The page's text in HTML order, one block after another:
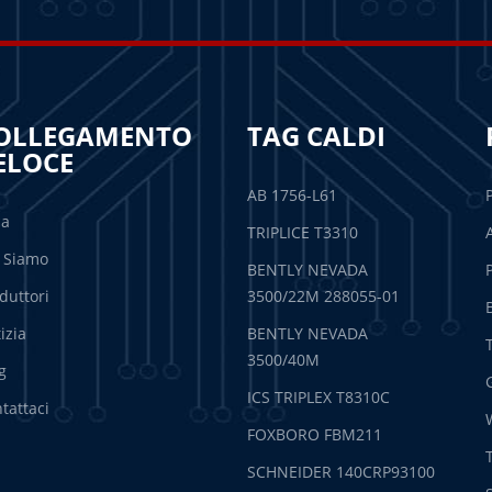
TAG CALDI
AB 1756-L61
TRIPLICE T3310
BENTLY NEVADA
3500/22M 288055-01
BENTLY NEVADA
3500/40M
ICS TRIPLEX T8310C
FOXBORO FBM211
SCHNEIDER 140CRP93100